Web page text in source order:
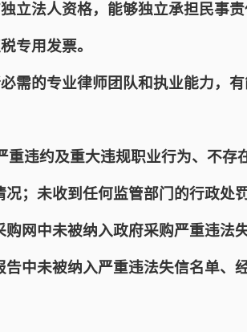
立法人资格，能够独立承担民事责
专用发票。
需的专业律师团队和执业能力，
违约及重大违规职业行为、不存
；未收到任何监管部门的行政处
网中未被纳入政府采购严重违法
中未被纳入严重违法失信名单、